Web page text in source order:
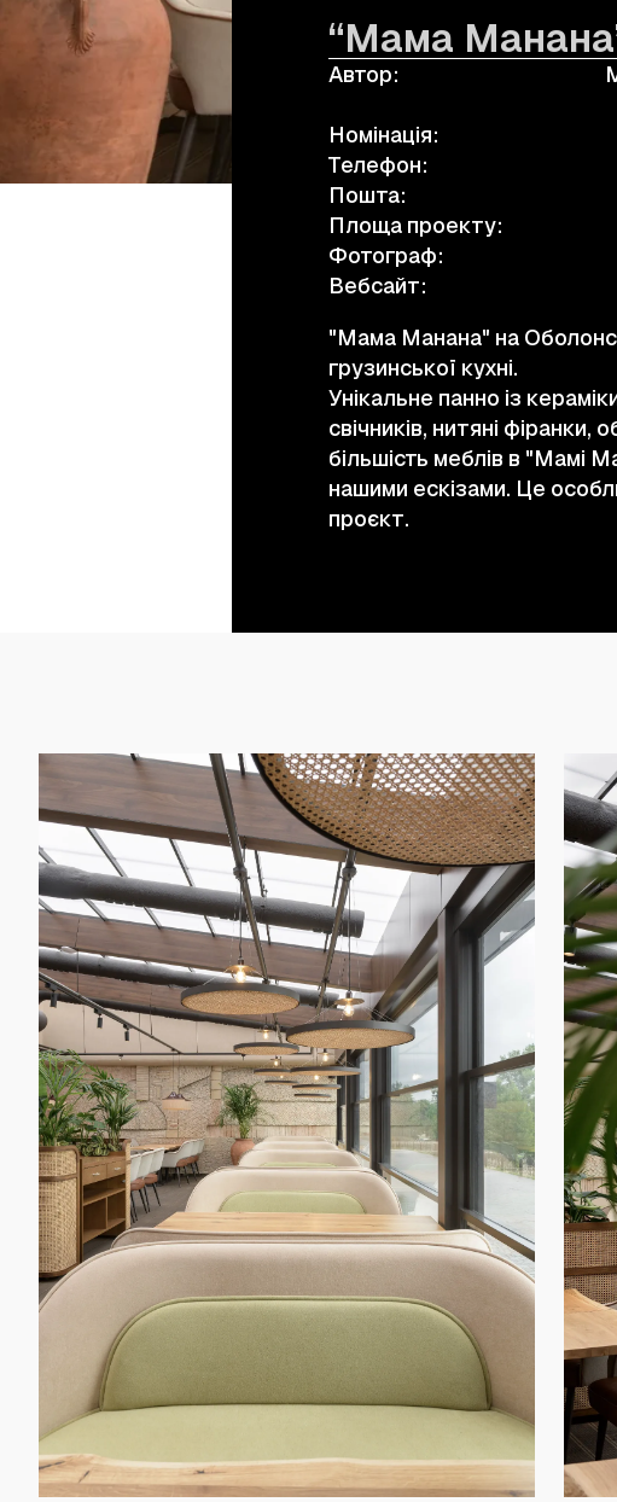
а.harusova@gmail.com
“Мама
Автор:
Номінація:
Телефон:
Пошта:
Площа проекту:
Фотограф:
Вебсайт:
"Мама Манана" на
грузинської кухні.
Унікальне панно із
свічників, нитяні фіранки,
більшість меблів в "Мамі
нашими ескізами. Це
проєкт.